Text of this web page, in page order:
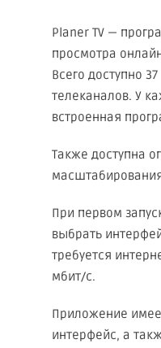
Planer TV —
просмотра
Всего доступно
телеканалов. У
встроенная
Также доступна
При первом
выбрать
требуется
мбит/с.
Приложение
интерфейс, а